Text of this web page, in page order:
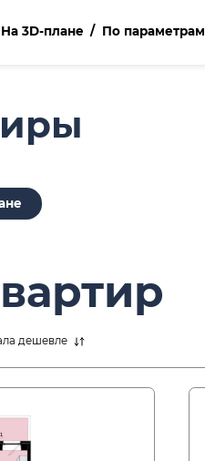
На 3D-плане По параметрам
дешевле